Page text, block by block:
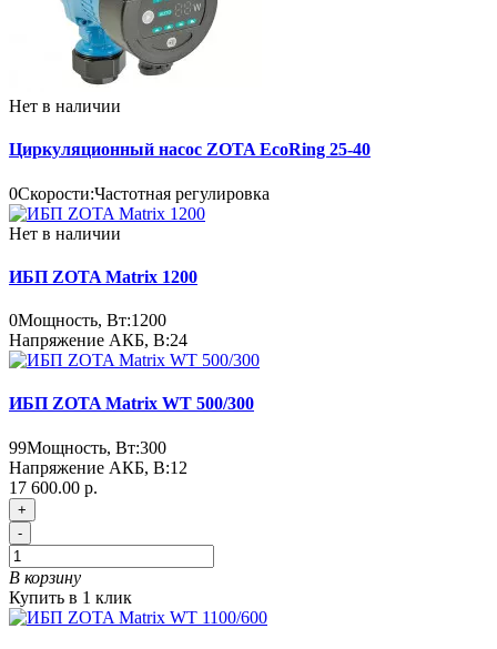
Нет в наличии
Циркуляционный насос ZOTA EcoRing 25-40
0Скорости:Частотная регулировка
Нет в наличии
ИБП ZOTA Matrix 1200
0Мощность, Вт:1200
Напряжение АКБ, В:24
ИБП ZOTA Matrix WT 500/300
99Мощность, Вт:300
Напряжение АКБ, В:12
17 600.00 р.
+
-
В корзину
Купить в 1 клик